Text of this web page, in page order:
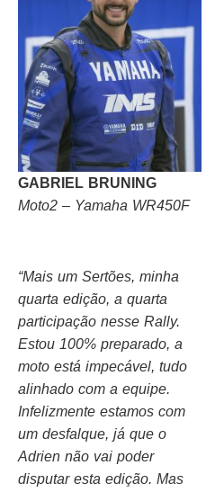
GABRIEL BRUNING
Moto2 – Yamaha WR450F
“Mais um Sertões, minha
quarta edição, a quarta
participação nesse Rally.
Estou 100% preparado, a
moto está impecável, tudo
alinhado com a equipe.
Infelizmente estamos com
um desfalque, já que o
Adrien não vai poder
disputar esta edição. Mas